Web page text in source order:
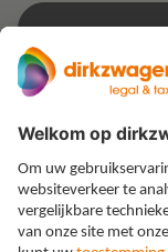
Expertises